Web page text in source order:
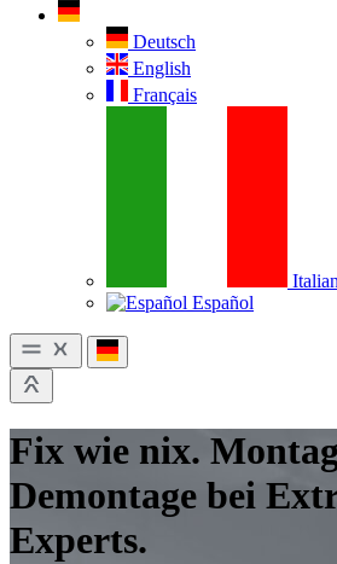
Deutsch
English
Français
Italian
Español
Fix wie nix.
Demontage bei
Experts.